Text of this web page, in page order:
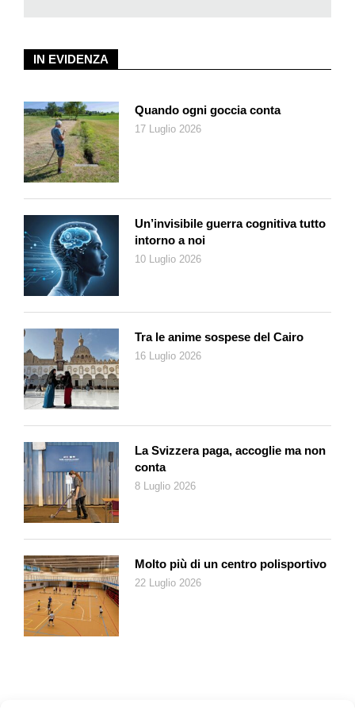
IN EVIDENZA
Quando ogni goccia conta
17 Luglio 2026
Un’invisibile guerra cognitiva tutto
intorno a noi
10 Luglio 2026
Tra le anime sospese del Cairo
16 Luglio 2026
La Svizzera paga, accoglie ma non
conta
8 Luglio 2026
Molto più di un centro polisportivo
22 Luglio 2026